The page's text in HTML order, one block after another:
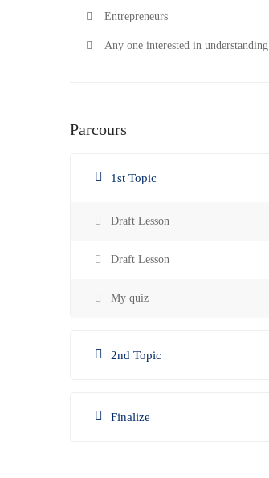
Entrepreneurs
Any one interested in understanding
Parcours
1st Topic
Draft Lesson
Draft Lesson
My quiz
2nd Topic
Finalize